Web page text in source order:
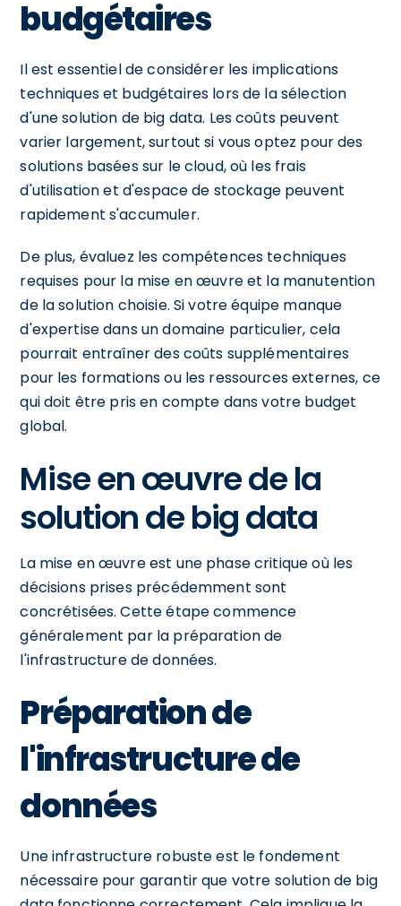
budgétaires
Il est essentiel de considérer les implications
techniques et budgétaires lors de la sélection
d'une solution de big data. Les coûts peuvent
varier largement, surtout si vous optez pour des
solutions basées sur le cloud, où les frais
d'utilisation et d'espace de stockage peuvent
rapidement s'accumuler.
De plus, évaluez les compétences techniques
requises pour la mise en œuvre et la manutention
de la solution choisie. Si votre équipe manque
d'expertise dans un domaine particulier, cela
pourrait entraîner des coûts supplémentaires
pour les formations ou les ressources externes, ce
qui doit être pris en compte dans votre budget
global.
Mise en œuvre de la
solution de big data
La mise en œuvre est une phase critique où les
décisions prises précédemment sont
concrétisées. Cette étape commence
généralement par la préparation de
l'infrastructure de données.
Préparation de
l'infrastructure de
données
Une infrastructure robuste est le fondement
nécessaire pour garantir que votre solution de big